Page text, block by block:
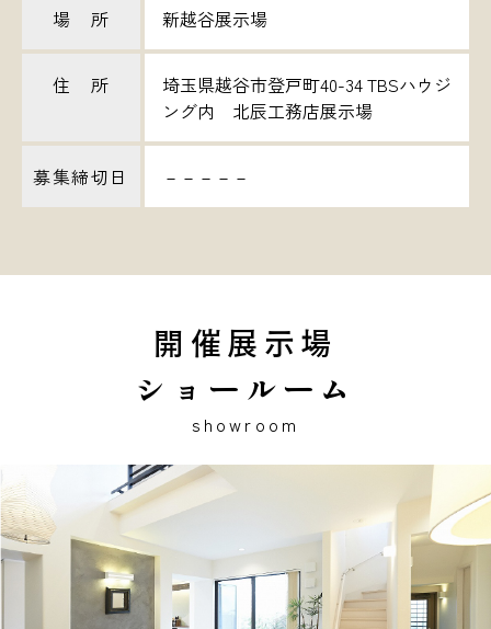
場 所 新越谷展示場
住 所
埼玉県越谷市登戸町40-34 TBSハウジ
ング内 北辰工務店展示場
募集締切日 －－－－－
開催展示場
ショールーム
showroom